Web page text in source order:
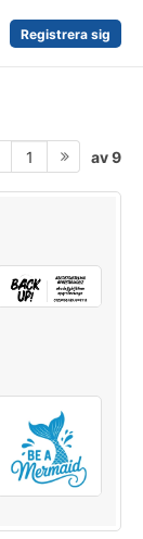
Registrera sig
1 av 9